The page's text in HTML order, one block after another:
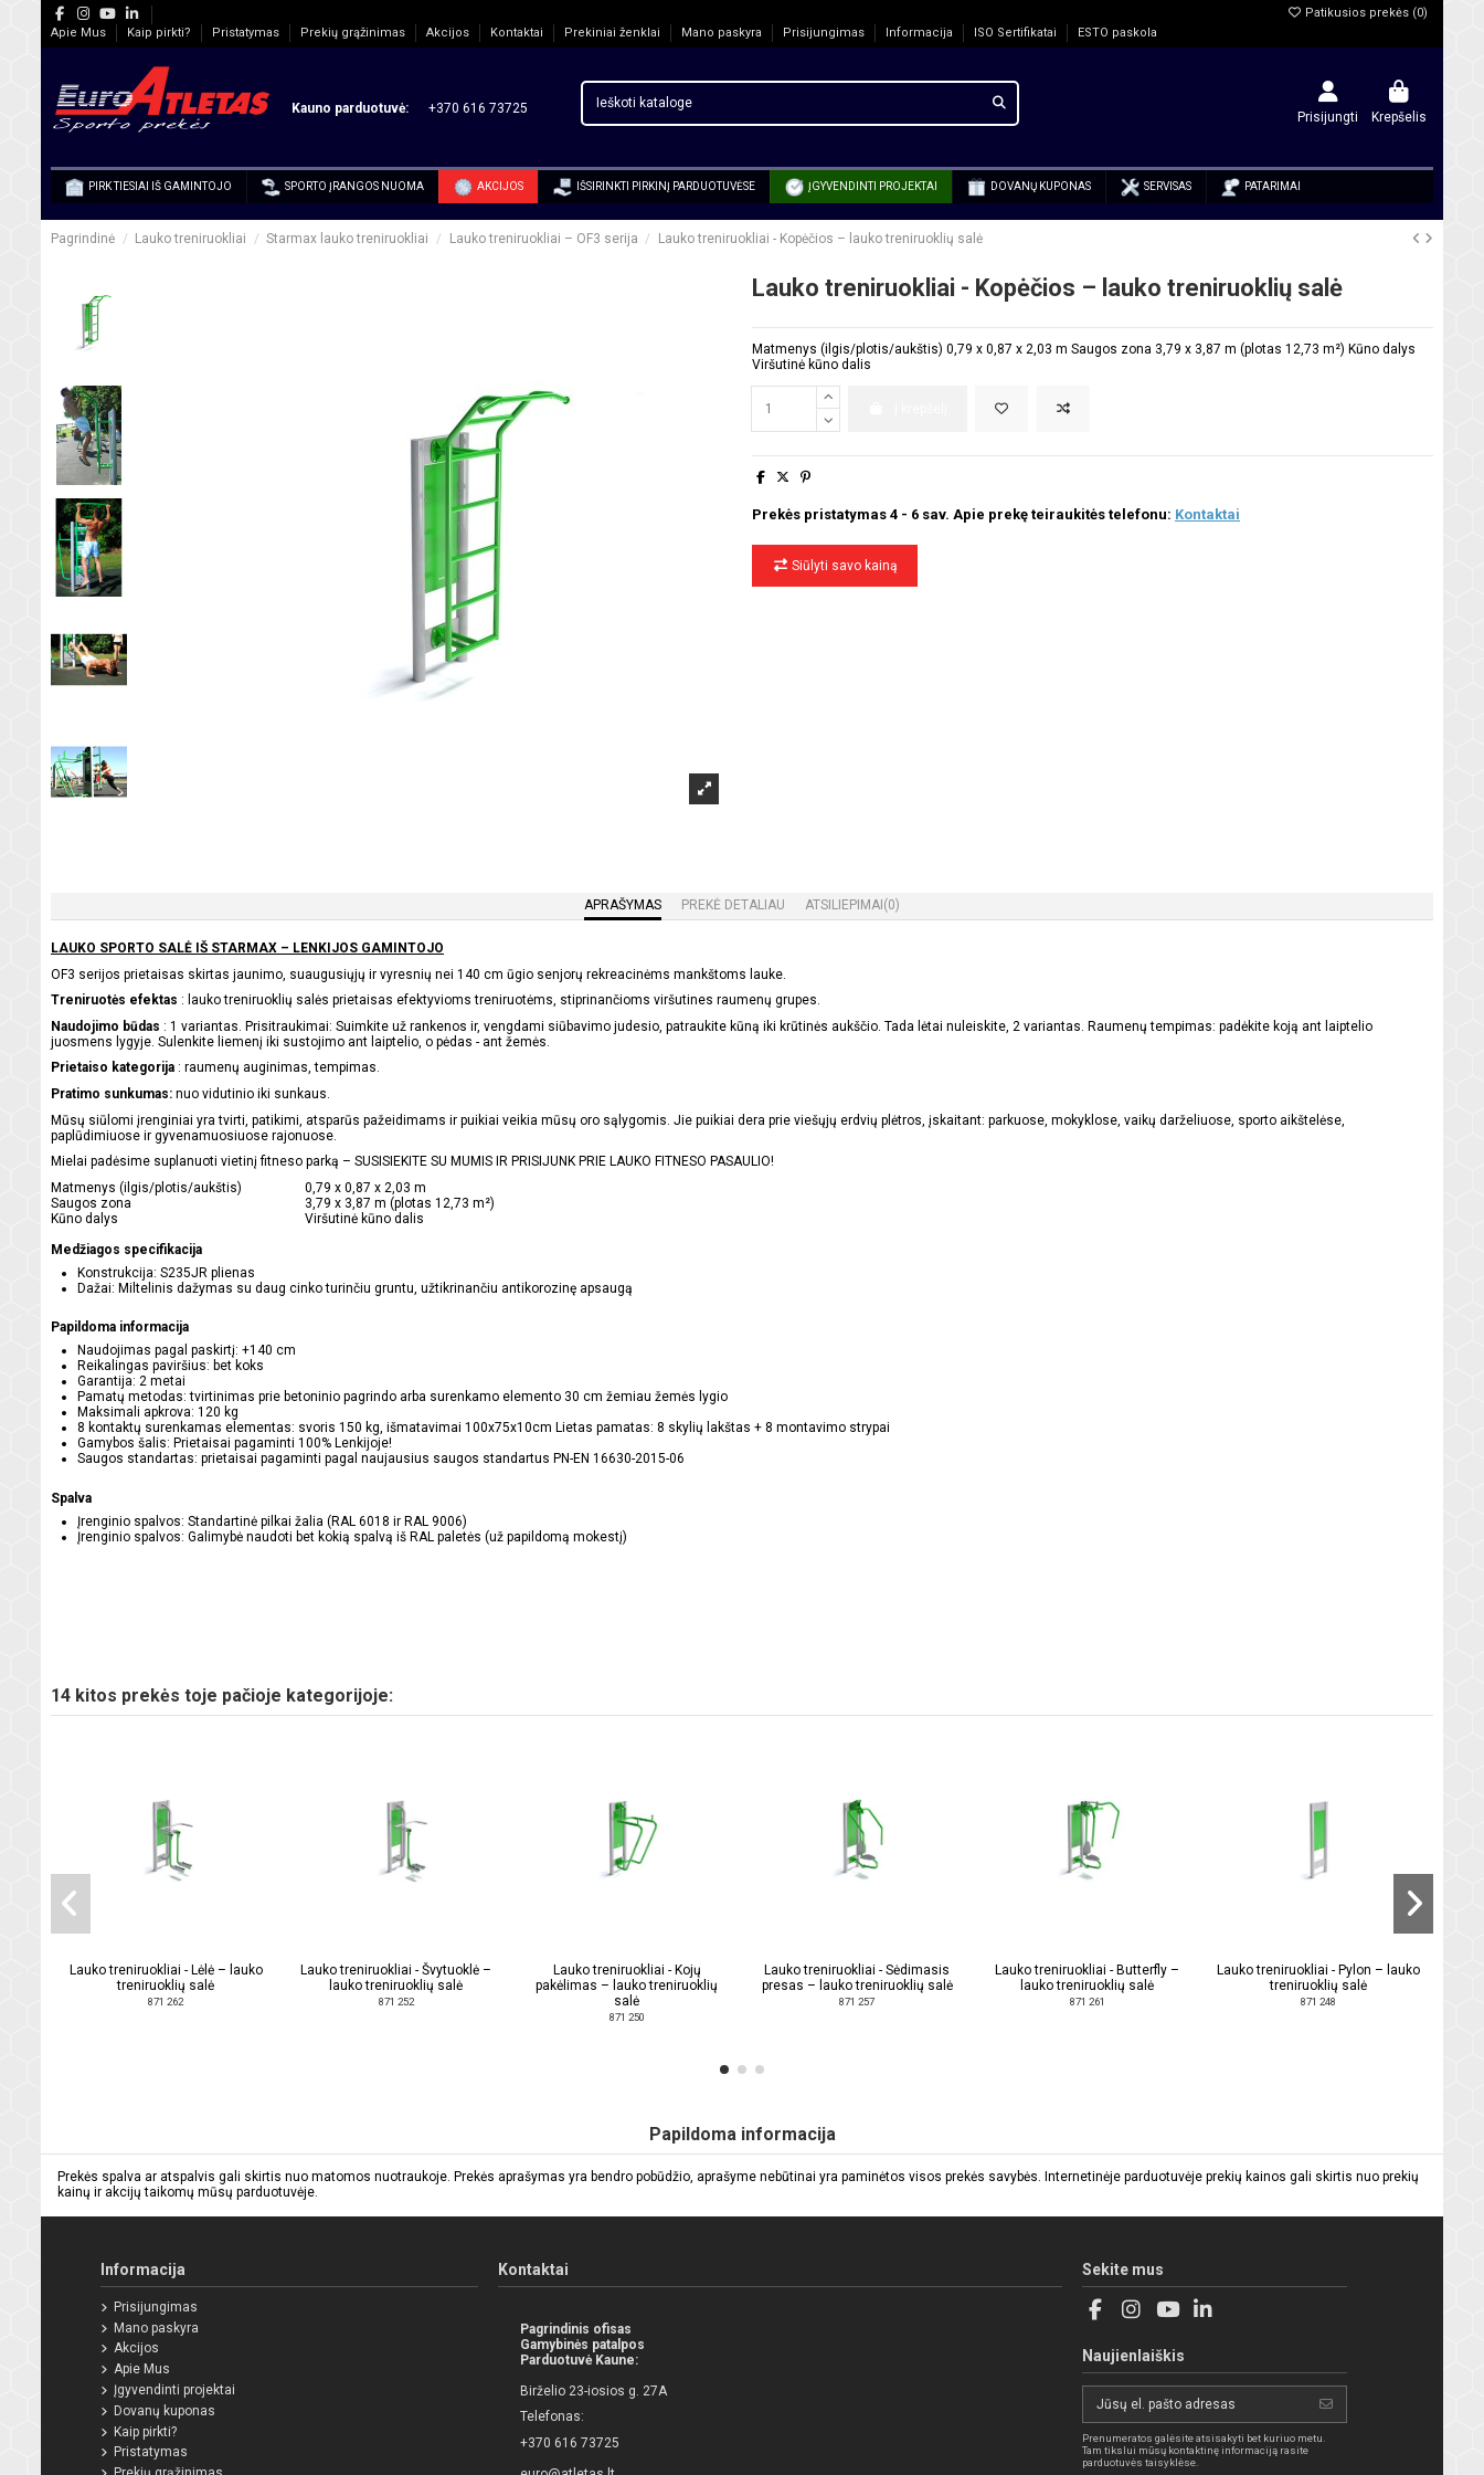
Apie Mus Kaip pirkti? Pristatymas Prekių grąžinimas Akcijos Kontaktai Prekiniai ženklai Mano paskyra Prisijungimas Informacija ISO Sertifikatai ESTO paskola
Patikusios prekės (0)
Kauno parduotuvė: +370 616 73725
Prisijungti Krepšelis
PIRK TIESIAI IŠ GAMINTOJO SPORTO ĮRANGOS NUOMA AKCIJOS IŠSIRINKTI PIRKINĮ PARDUOTUVĖSE ĮGYVENDINTI PROJEKTAI DOVANŲ KUPONAS SERVISAS PATARIMAI
Pagrindinė Lauko treniruokliai Starmax lauko treniruokliai Lauko treniruokliai – OF3 serija Lauko treniruokliai - Kopėčios – lauko treniruoklių salė
Lauko treniruokliai - Kopėčios – lauko treniruoklių salė
Matmenys (ilgis/plotis/aukštis) 0,79 x 0,87 x 2,03 m Saugos zona 3,79 x 3,87 m (plotas 12,73 m²) Kūno dalys
Viršutinė kūno dalis
Prekės pristatymas 4 - 6 sav. Apie prekę teiraukitės telefonu: Kontaktai
Siūlyti savo kainą
APRAŠYMAS PREKĖ DETALIAU ATSILIEPIMAI (0)
LAUKO SPORTO SALĖ IŠ STARMAX – LENKIJOS GAMINTOJO
OF3 serijos prietaisas skirtas jaunimo, suaugusiųjų ir vyresnių nei 140 cm ūgio senjorų rekreacinėms mankštoms lauke.
Treniruotės efektas : lauko treniruoklių salės prietaisas efektyvioms treniruotėms, stiprinančioms viršutines raumenų grupes.
Naudojimo būdas : 1 variantas. Prisitraukimai: Suimkite už rankenos ir, vengdami siūbavimo judesio, patraukite kūną iki krūtinės aukščio. Tada lėtai nuleiskite, 2 variantas. Raumenų tempimas: padėkite koją ant laiptelio
juosmens lygyje. Sulenkite liemenį iki sustojimo ant laiptelio, o pėdas - ant žemės.
Prietaiso kategorija : raumenų auginimas, tempimas.
Pratimo sunkumas: nuo vidutinio iki sunkaus.
Mūsų siūlomi įrenginiai yra tvirti, patikimi, atsparūs pažeidimams ir puikiai veikia mūsų oro sąlygomis. Jie puikiai dera prie viešųjų erdvių plėtros, įskaitant: parkuose, mokyklose, vaikų darželiuose, sporto aikštelėse,
paplūdimiuose ir gyvenamuosiuose rajonuose.
Mielai padėsime suplanuoti vietinį fitneso parką – SUSISIEKITE SU MUMIS IR PRISIJUNK PRIE LAUKO FITNESO PASAULIO!
Matmenys (ilgis/plotis/aukštis)
0,79 x 0,87 x 2,03 m
Saugos zona
3,79 x 3,87 m (plotas 12,73 m²)
Kūno dalys
Viršutinė kūno dalis
Medžiagos specifikacija
Konstrukcija: S235JR plienas
Dažai: Miltelinis dažymas su daug cinko turinčiu gruntu, užtikrinančiu antikorozinę apsaugą
Papildoma informacija
Naudojimas pagal paskirtį: +140 cm
Reikalingas paviršius: bet koks
Garantija: 2 metai
Pamatų metodas: tvirtinimas prie betoninio pagrindo arba surenkamo elemento 30 cm žemiau žemės lygio
Maksimali apkrova: 120 kg
8 kontaktų surenkamas elementas: svoris 150 kg, išmatavimai 100x75x10cm Lietas pamatas: 8 skylių lakštas + 8 montavimo strypai
Gamybos šalis: Prietaisai pagaminti 100% Lenkijoje!
Saugos standartas: prietaisai pagaminti pagal naujausius saugos standartus PN-EN 16630-2015-06
Spalva
Įrenginio spalvos: Standartinė pilkai žalia (RAL 6018 ir RAL 9006)
Įrenginio spalvos: Galimybė naudoti bet kokią spalvą iš RAL paletės (už papildomą mokestį)
14 kitos prekės toje pačioje kategorijoje:
Lauko treniruokliai - Lėlė – lauko
treniruoklių salė
871 262
Lauko treniruokliai - Švytuoklė –
lauko treniruoklių salė
871 252
Lauko treniruokliai - Kojų
pakėlimas – lauko treniruoklių
salė
871 250
Lauko treniruokliai - Sėdimasis
presas – lauko treniruoklių salė
871 257
Lauko treniruokliai - Butterfly –
lauko treniruoklių salė
871 261
Lauko treniruokliai - Pylon – lauko
treniruoklių salė
871 248
Papildoma informacija
Prekės spalva ar atspalvis gali skirtis nuo matomos nuotraukoje. Prekės aprašymas yra bendro pobūdžio, aprašyme nebūtinai yra paminėtos visos prekės savybės. Internetinėje parduotuvėje prekių kainos gali skirtis nuo prekių
kainų ir akcijų taikomų mūsų parduotuvėje.
Informacija
Prisijungimas
Mano paskyra
Akcijos
Apie Mus
Įgyvendinti projektai
Dovanų kuponas
Kaip pirkti?
Pristatymas
Kontaktai
Pagrindinis ofisas
Gamybinės patalpos
Parduotuvė Kaune:
Birželio 23-iosios g. 27A
Telefonas:
+370 616 73725
Sekite mus
Naujienlaiškis
Prenumeratos galėsite atsisakyti bet kuriuo metu.
Tam tikslui mūsų kontaktinę informaciją rasite
parduotuvės taisyklėse.